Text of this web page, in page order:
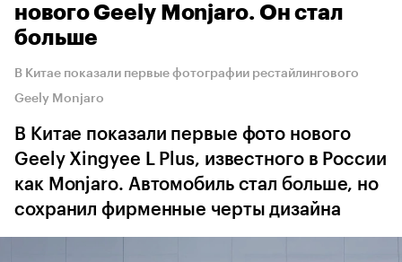
нового Geely Monjaro. Он стал
больше
В Китае показали первые фотографии рестайлингового
Geely Monjaro
В Китае показали первые фото нового
Geely Xingyee L Plus, известного в России
как Monjaro. Автомобиль стал больше, но
сохранил фирменные черты дизайна